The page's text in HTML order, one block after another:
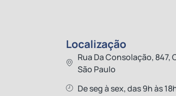
Localização
Rua Da Consolação, 847,
São Paulo
De seg à sex, das 9h às